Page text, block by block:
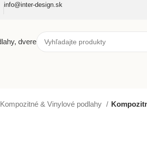
info@inter-design.sk
Kompozitné & Vinylové podlahy